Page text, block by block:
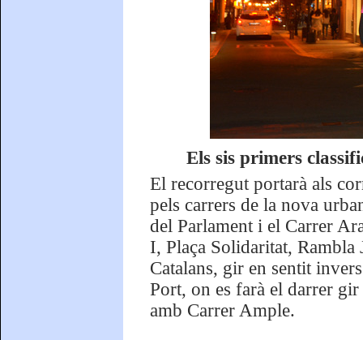
Els sis primers
El recorregut portarà als
pels carrers de la nova
del Parlament i el Carrer
I, Plaça Solidaritat, Rambla
Catalans, gir en sentit
Port, on es farà el darrer
amb Carrer Ample.